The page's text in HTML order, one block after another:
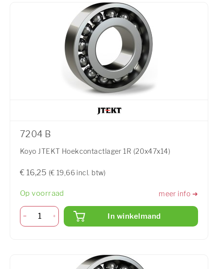
7204 B
Koyo JTEKT Hoekcontactlager 1R (20x47x14)
€ 16,25 (€ 19,66 incl. btw)
Op voorraad meer info ➜
In winkelmand